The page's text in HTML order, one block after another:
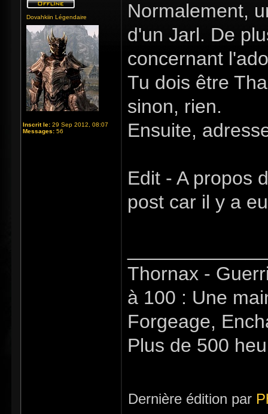
Dovahkiin Légendaire
Inscrit le: 29 Sep 2012, 08:07
Messages: 56
Normalement,
d'un Jarl. De
concernant
Tu dois être
sinon, rien.
Ensuite,
Edit - A propos
post car il y a
Thornax -
à 100 : Une
Forgeage,
Plus de 500
Dernière édition par